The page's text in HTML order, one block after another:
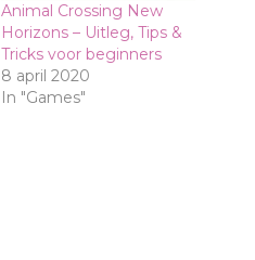
Animal Crossing New
Horizons – Uitleg, Tips &
Tricks voor beginners
8 april 2020
In "Games"